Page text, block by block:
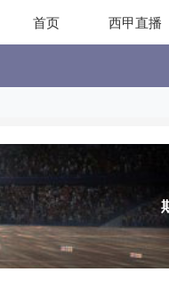
首页 西甲直播